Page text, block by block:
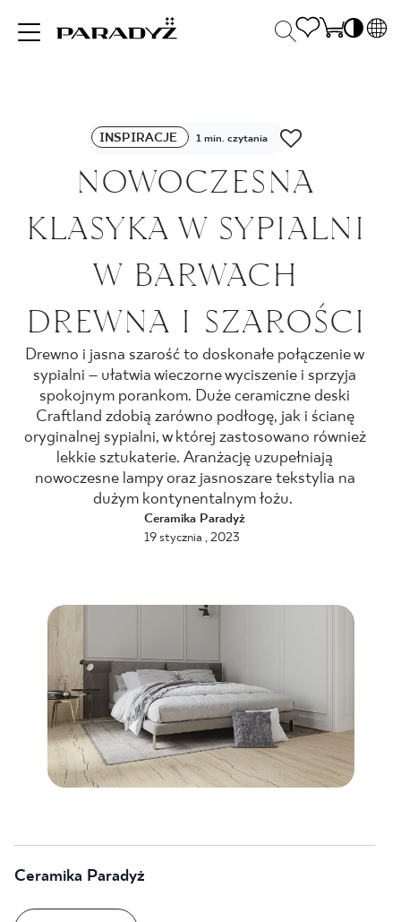
INSPIRACJE
PRODUKTY
KOLEKCJE
DLA BIZNESU
BLOG
GDZIE KUPIĆ
O NAS
KONTAKT
PL EN SK DE UK RU
INSPIRACJE 1 min. czytania
NOWOCZESNA
KLASYKA W SYPIALNI
W BARWACH
DREWNA I SZAROŚCI
Drewno i jasna szarość to doskonałe połączenie w
sypialni – ułatwia wieczorne wyciszenie i sprzyja
spokojnym porankom. Duże ceramiczne deski
Craftland zdobią zarówno podłogę, jak i ścianę
oryginalnej sypialni, w której zastosowano również
lekkie sztukaterie. Aranżację uzupełniają
nowoczesne lampy oraz jasnoszare tekstylia na
dużym kontynentalnym łożu.
Ceramika Paradyż
19 stycznia , 2023
Ceramika Paradyż